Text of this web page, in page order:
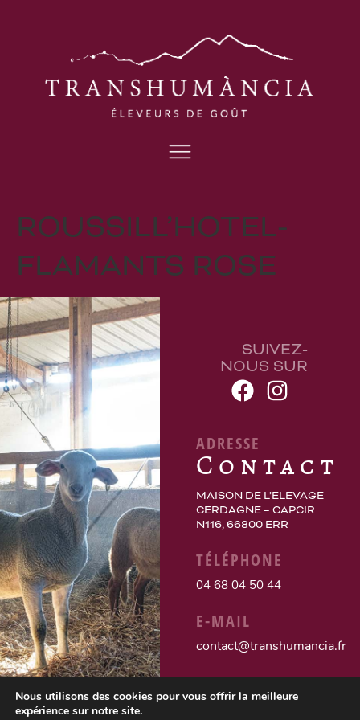
ROUSSILL’HOTEL-
FLAMANTS ROSE
SUIVEZ-
NOUS SUR
ADRESSE
Contact
MAISON DE L’ELEVAGE
CERDAGNE – CAPCIR
N116, 66800 ERR
TÉLÉPHONE
04 68 04 50 44
E-MAIL
contact@transhumancia.fr
Nous utilisons des cookies pour vous offrir la meilleure
expérience sur notre site.